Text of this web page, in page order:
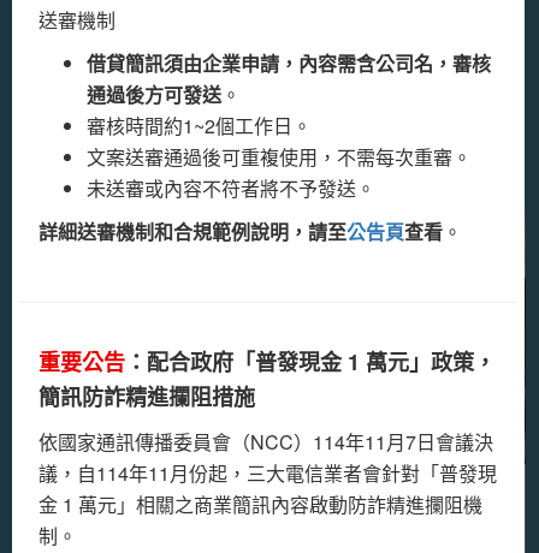
據下列規範過濾簡訊內容
簡訊內容包含中租/裕融/和潤及各銀行的貸款業務
者：
需提供企業在職證明、授權證明或委託證明，佐證
資料均需蓋中租/裕融/和潤及各銀行的企業大小章，
以示證明。
簡訊純屬民間借款者： 發送之簡訊內容，只能提及
借款不能提到車貸/貸款/融資等字樣。
因近期發生多起利用簡訊進行各式詐騙之行為。
簡訊廣播站奉主管機關要求，簡訊中心與電信公司需針對
簡訊內容嚴格把關，避免不肖份子利用簡訊發送各種釣魚
簡訊至民眾手機。
故即日起簡訊中心與電信公司會針對有詐騙疑慮的簡訊內
容，實施滾動式的調整偵查與阻擋機制。
簡訊行銷教學分享
突破社群限制，MMS簡訊打造更深入人心的
品牌形象
送審機制
借貸簡訊須由企業申請，內容需含公司名，審核
通過後方可發送。
審核時間約1~2個工作日。
文案送審通過後可重複使用，不需每次重審。
未送審或內容不符者將不予發送。
詳細送審機制和合規範例說明，請至公告頁查看 。
重要公告 ：配合政府「普發現金 1 萬元」政策，
簡訊防詐精進攔阻措施
依國家通訊傳播委員會（NCC）114年11月7日會議決
議，自114年11月份起，三大電信業者會針對「普發現
金 1 萬元」相關之商業簡訊內容啟動防詐精進攔阻機
制。